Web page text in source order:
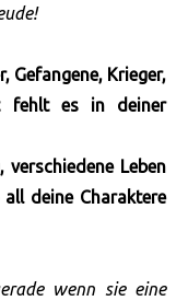
Gefangene, Krieger,
fehlt es in deiner
Leben
deine Charaktere
wenn sie eine